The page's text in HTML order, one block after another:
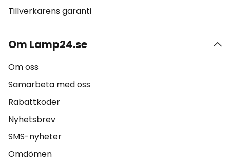
Tillverkarens garanti
Om Lamp24.se
Om oss
Samarbeta med oss
Rabattkoder
Nyhetsbrev
SMS-nyheter
Omdömen